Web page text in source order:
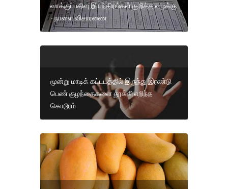
வாக்குப்பதிவு இயந்திரங்கள் குறித்த வழக்கு
- நாளை விசாரணை
மூன்று மாடிக் கட்டடத்தில் இருந்து இரண்டு
பெண் குழந்தைகளை தூக்கி எறிந்த
கொடூரம்